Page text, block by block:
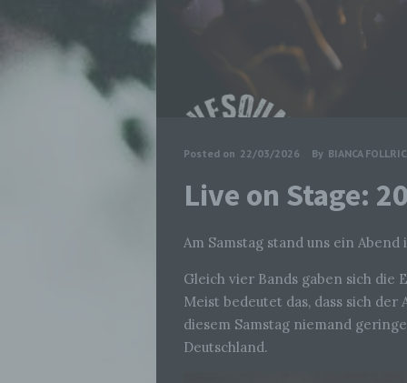
Posted on 22/03/2026 By BIANCA
Live on Stage:
Am Samstag stand uns ein
Gleich vier Bands gaben sich die
Meist bedeutet das, dass sich
diesem Samstag niemand
Deutschland.